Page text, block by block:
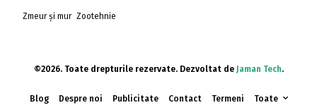
Zmeur și mur Zootehnie
©2026. Toate drepturile rezervate. Dezvoltat de Jaman Tech.
Blog Despre noi Publicitate Contact Termeni Toate